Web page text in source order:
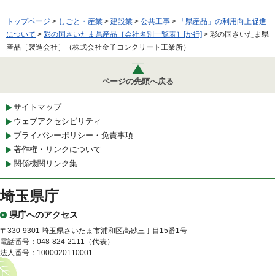
トップページ > しごと・産業 > 建設業 > 公共工事 >
「県産品」の利用向上促進
について > 彩の国さいたま県産品［会社名別一覧表］[か行] > 彩の国さいたま県
産品［製造会社］（株式会社金子コンクリート工業所）
ページの先頭へ戻る
サイトマップ
ウェブアクセシビリティ
プライバシーポリシー・免責事項
著作権・リンクについて
関係機関リンク集
埼玉県庁
県庁へのアクセス
〒330-9301 埼玉県さいたま市浦和区高砂三丁目15番1号
電話番号：048-824-2111（代表）
法人番号：1000020110001